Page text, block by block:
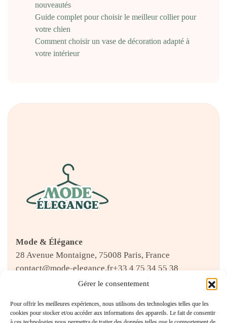
Gérer le consentement
Pour offrir les meilleures expériences, nous utilisons des technologies telles que les
cookies pour stocker et/ou accéder aux informations des appareils. Le fait de consentir
nouveautés
Guide complet pour choisir le meilleur collier pour
votre chien
Comment choisir un vase de décoration adapté à
votre intérieur
Mode & Élégance
28 Avenue Montaigne, 75008 Paris, France
contact@mode-elegance.fr+33 4 75 34 55 38
CATÉGORIES